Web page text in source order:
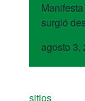
surgió
agosto 3,
sitios